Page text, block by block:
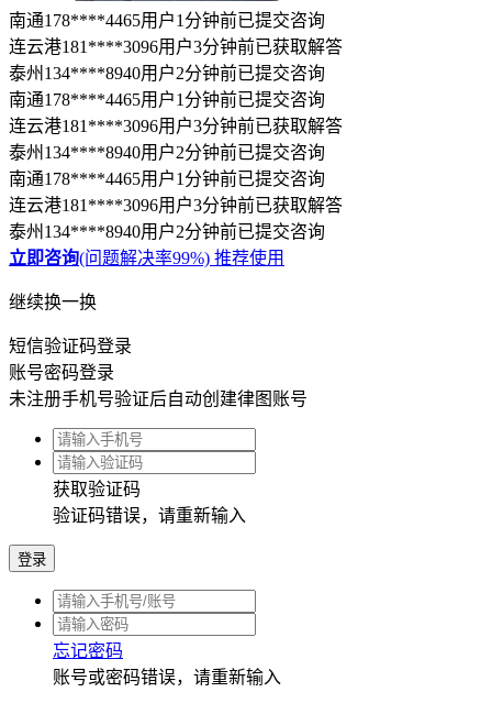
南通178****4465用户1分钟前已提交咨询
连云港181****3096用户3分钟前已获取解答
泰州134****8940用户2分钟前已提交咨询
南通178****4465用户1分钟前已提交咨询
连云港181****3096用户3分钟前已获取解答
南通178****4465用户1分钟前已提交咨询
泰州134****8940用户2分钟前已提交咨询
立即咨询(问题解决率99%) 推荐使用
继续换一换